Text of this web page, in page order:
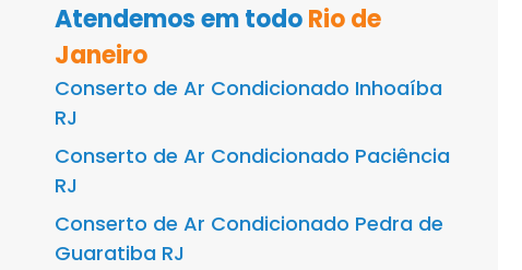
Atendemos em todoRio de
Janeiro
Conserto de Ar Condicionado Inhoaíba
RJ
Conserto de Ar Condicionado Paciência
RJ
Conserto de Ar Condicionado Pedra de
Guaratiba RJ